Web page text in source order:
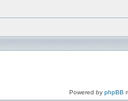
Powered by phpBB